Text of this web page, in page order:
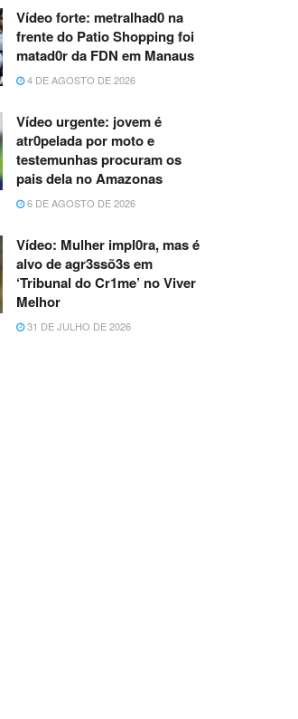
Vídeo forte: metralhad0 na
frente do Patio Shopping foi
matad0r da FDN em Manaus
4 DE AGOSTO DE 2026
Vídeo urgente: jovem é
atr0pelada por moto e
testemunhas procuram os
pais dela no Amazonas
6 DE AGOSTO DE 2026
Vídeo: Mulher impl0ra, mas é
alvo de agr3ssõ3s em
‘Tribunal do Cr1me’ no Viver
Melhor
31 DE JULHO DE 2026